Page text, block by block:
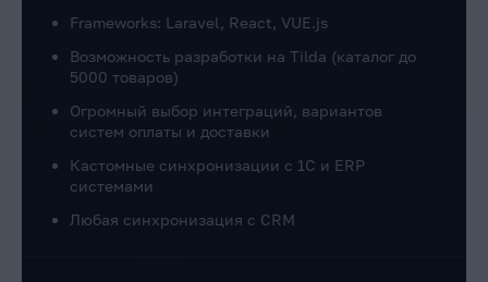
Frameworks: Laravel, React, VUE.js
Возможность разработки на Tilda (каталог до
5000 товаров)
Огромный выбор интеграций, вариантов
систем оплаты и доставки
Кастомные синхронизации с 1С и ERP
системами
Любая синхронизация с CRM